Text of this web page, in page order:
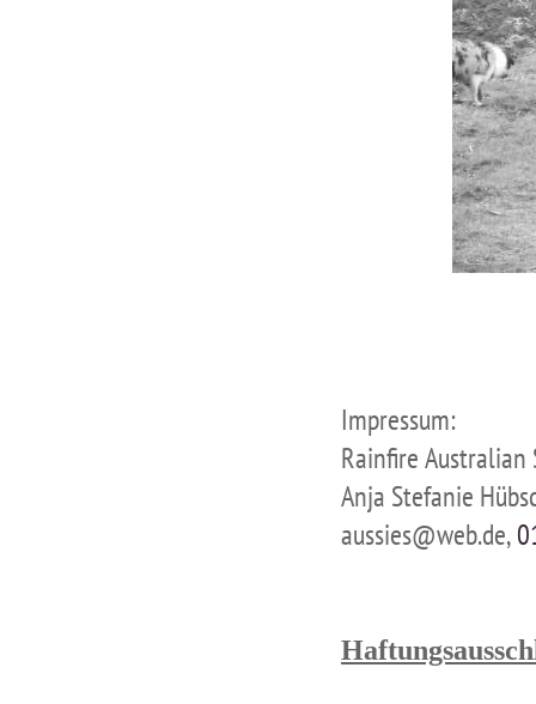
Impressum:
Rainfire Australian
Anja Stefanie
aussies@web.de,